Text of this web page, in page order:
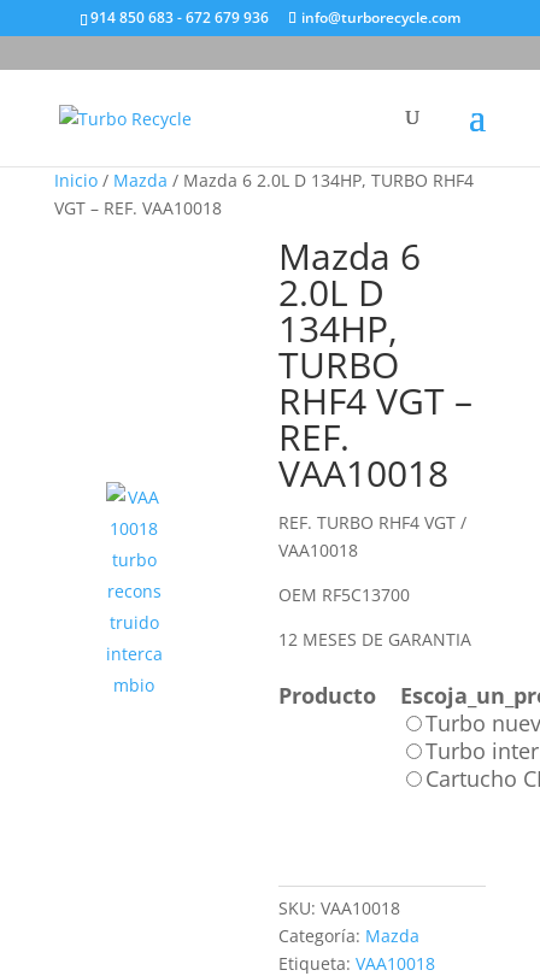
914 850 683 - 672 679 936 info@turborecycle.com
Inicio/ Mazda / Mazda 6 2.0L D 134HP, TURBO RHF4
VGT – REF. VAA10018
Mazda 6
2.0L D
134HP,
TURBO
RHF4 VGT –
REF.
VAA10018
REF. TURBO RHF4 VGT /
VAA10018
OEM RF5C13700
12 MESES DE GARANTIA
Producto
Turbo
Turbo
Cartucho
SKU:VAA10018
Categoría: Mazda
Etiqueta:VAA10018